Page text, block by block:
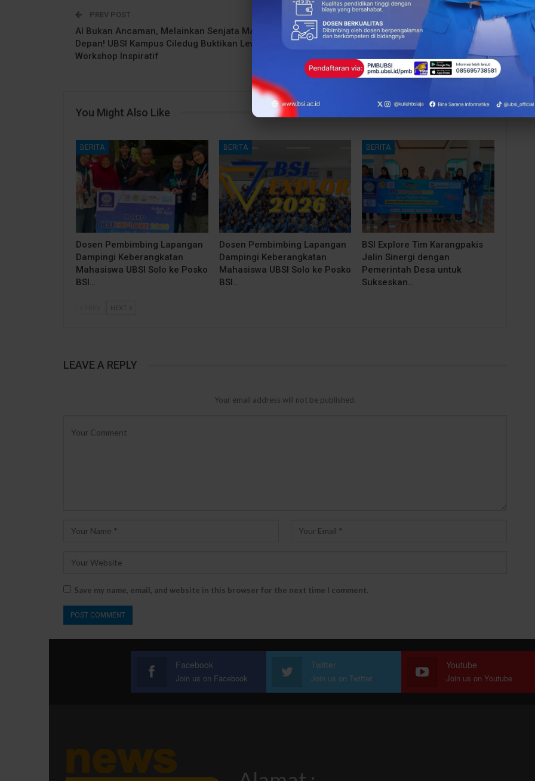
PREV POST
AI Bukan Ancaman, Melainkan Senjata Masa
Depan! UBSI Kampus Ciledug Buktikan Lewat
Workshop Inspiratif
NEXT POST
Saat Perut Membesar, Hati Mulai Gelisah:
Kecemasan Ibu Primigravida Menjelang
Persalinan
You Might Also Like
BERITA
Dosen Pembimbing Lapangan
Dampingi Keberangkatan
Mahasiswa UBSI Solo ke Posko
BSI…
BERITA
Dosen Pembimbing Lapangan
Dampingi Keberangkatan
Mahasiswa UBSI Solo ke Posko
BSI…
BERITA
BSI Explore Tim Karangpakis
Jalin Sinergi dengan
Pemerintah Desa untuk
Sukseskan…
NEXT
LEAVE A REPLY
Your email address will not be published.
Save my name, email, and website in this browser for the next time I comment.
Facebook
Join us on Facebook
Twitter
Join us on Twitter
Youtube
Join us on Youtube